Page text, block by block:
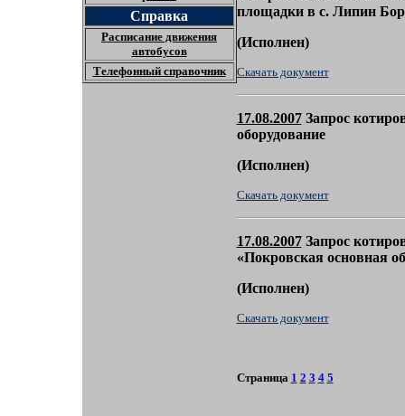
Справка
Расписание движения
автобусов
Телефонный справочник
площадки в с. Липин Бор
(Исполнен)
Скачать документ
17.08.2007 Запрос
оборудование
(Исполнен)
Скачать документ
17.08.2007Запрос
«Покровская основная
(Исполнен)
Скачать документ
Страница 1 2 3 4 5